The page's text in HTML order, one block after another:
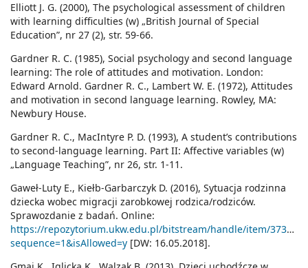
Elliott J. G. (2000), The psychological assessment of children
with learning difficulties (w) „British Journal of Special
Education”, nr 27 (2), str. 59-66.
Gardner R. C. (1985), Social psychology and second language
learning: The role of attitudes and motivation. London:
Edward Arnold. Gardner R. C., Lambert W. E. (1972), Attitudes
and motivation in second language learning. Rowley, MA:
Newbury House.
Gardner R. C., MacIntyre P. D. (1993), A student’s contributions
to second-language learning. Part II: Affective variables (w)
„Language Teaching”, nr 26, str. 1-11.
Gaweł-Luty E., Kiełb-Garbarczyk D. (2016), Sytuacja rodzinna
dziecka wobec migracji zarobkowej rodzica/rodziców.
Sprawozdanie z badań. Online:
https://repozytorium.ukw.edu.pl/bitstream/handle/item/3731/
sequence=1&isAllowed=y [DW: 16.05.2018].